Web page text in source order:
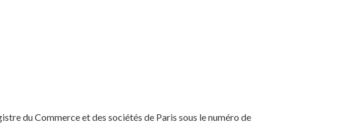
du Commerce et des sociétés de Paris sous le numéro de